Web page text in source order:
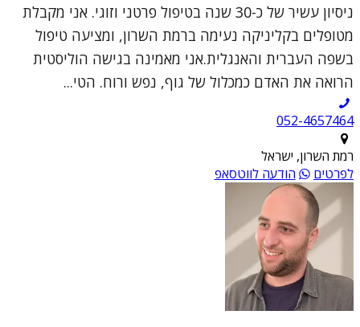
ניסיון עשיר של כ-30 שנה בטיפול פרטני וזוגי. אני מקבלת
מטופלים בקליניקה נעימה ברמת השרון, ומציעה טיפול
בשפה העברית והאנגלית.אני מאמינה בגישה הוליסטית
הרואה את האדם כמכלול של גוף, נפש ורוח. הטי...
052-4657464
רמת השרון, ישראל
לפרטים
הודעה לווטסאפ